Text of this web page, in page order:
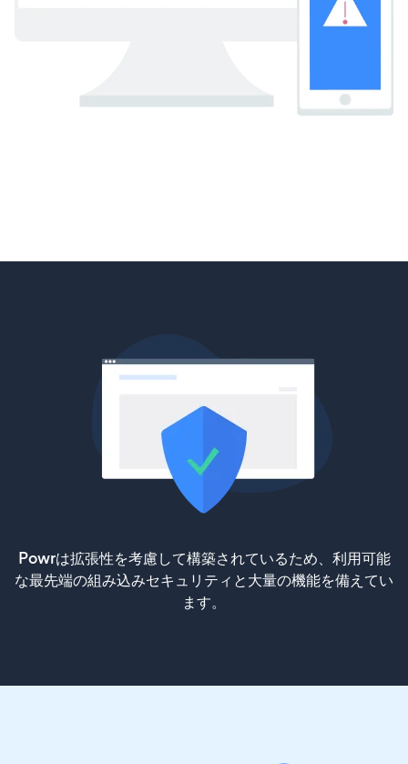
Powrは拡張性を考慮して構築されているため、利用可能
な最先端の組み込みセキュリティと大量の機能を備えてい
ます。